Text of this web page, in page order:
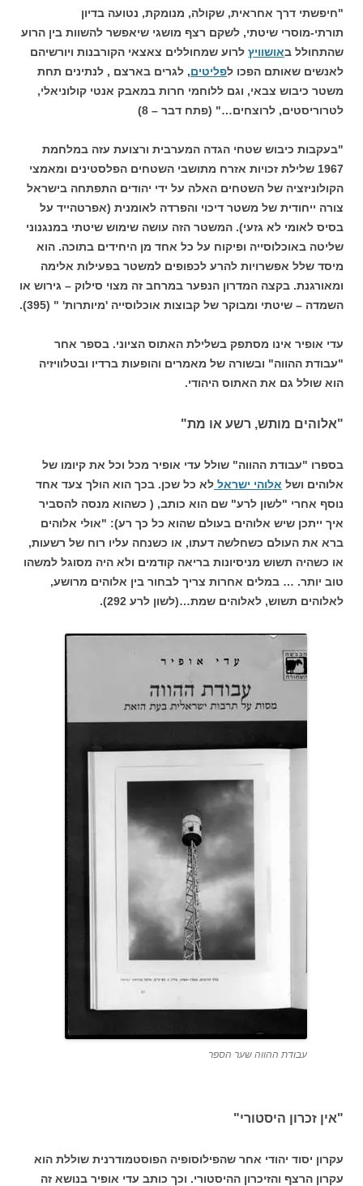
"חיפשתי דרך אחראית, שקולה, מנומקת, נטועה בדיון
תורתי-מוסרי שיטתי, לשקם רצף מושגי שיאפשר להשוות בין הרוע
שהתחולל באושוויץ לרוע שמחוללים צאצאי הקורבנות ויורשיהם
לאנשים שאותם הפכו לפליטים, לגרים בארצם , לנתינים תחת
משטר כיבוש צבאי, וגם ללוחמי חרות במאבק אנטי קולוניאלי,
לטרוריסטים, לרוצחים…" (פתח דבר – 8)
"בעקבות כיבוש שטחי הגדה המערבית ורצועת עזה במלחמת
1967 שלילת זכויות אזרח מתושבי השטחים הפלסטינים ומאמצי
הקולוניזציה של השטחים האלה על ידי יהודים התפתחה בישראל
צורה ייחודית של משטר דיכוי והפרדה לאומנית (אפרטהייד על
בסיס לאומי לא גזעי). המשטר הזה עושה שימוש שיטתי במנגנוני
שליטה באוכלוסייה ופיקוח על כל אחד מן היחידים בתוכה. הוא
מיסד שלל אפשרויות להרע לכפופים למשטר בפעילות אלימה
ומאורגנת. בקצה המדרון הנפער במרחב זה מצוי סילוק – גירוש או
השמדה – שיטתי ומבוקר של קבוצות אוכלוסייה 'מיותרות' " (395).
עדי אופיר אינו מסתפק בשלילת האתוס הציוני. בספר אחר
"עבודת ההווה" ובשורה של מאמרים והופעות ברדיו ובטלוויזיה
הוא שולל גם את האתוס היהודי.
"אלוהים מותש, רשע או מת"
בספרו "עבודת ההווה" שולל עדי אופיר מכל וכל את קיומו של
אלוהים ושל אלוהי ישראל לא כל שכן. בכך הוא הולך צעד אחד
נוסף אחרי "לשון לרע" שם הוא כותב, ( כשהוא מנסה להסביר
איך ייתכן שיש אלוהים בעולם שהוא כל כך רע): "אולי אלוהים
ברא את העולם כשחלשה דעתו, או כשנחה עליו רוח של רשעות,
או כשהיה תשוש מניסיונות בריאה קודמים ולא היה מסוגל למשהו
טוב יותר. … במלים אחרות צריך לבחור בין אלוהים מרושע,
לאלוהים תשוש, לאלוהים שמת…(לשון לרע 292).
עבודת ההווה שער הספר
"אין זכרון היסטורי"
עקרון יסוד יהודי אחר שהפילוסופיה הפוסטמודרנית שוללת הוא
עקרון הרצף והזיכרון ההיסטורי. וכך כותב עדי אופיר בנושא זה